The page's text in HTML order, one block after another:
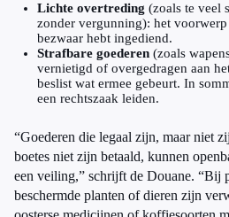
Lichte overtreding (zoals te veel
zonder vergunning): het
bezwaar hebt ingediend.
Strafbare goederen (zoals
vernietigd of overgedragen aan
beslist wat ermee gebeurt. In
een rechtszaak leiden.
“Goederen die legaal zijn, maar niet
boetes niet zijn betaald, kunnen
een veiling,” schrijft de Douane. “Bij
beschermde planten of dieren zijn